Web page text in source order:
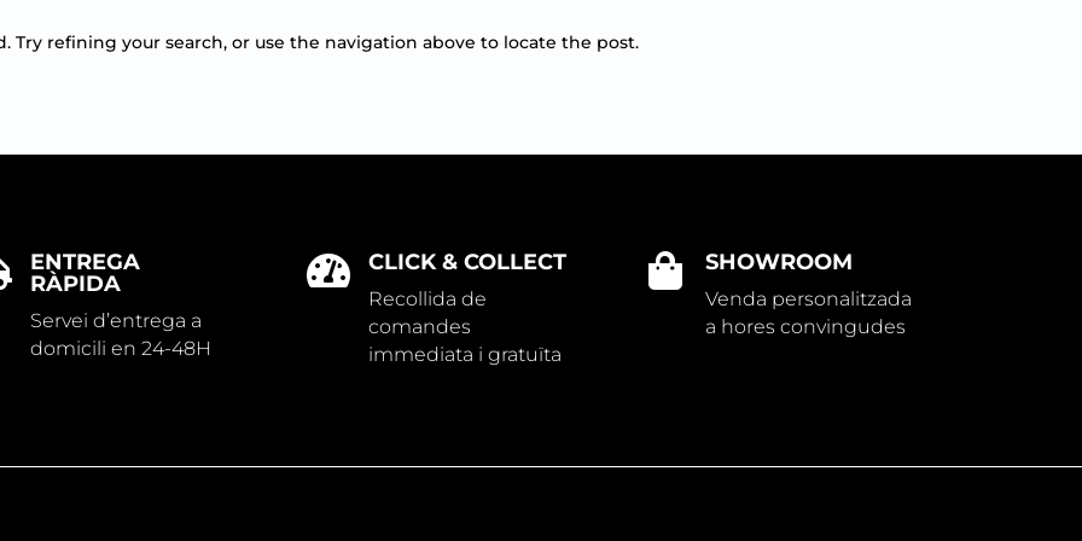
Try refining your search, or use the navigation above to locate the post.
ENTREGA
RÀPIDA
Servei d’entrega a
domicili en 24-48H
 CLICK & COLLECT
Recollida de
comandes
immediata i gratuïta
 SHOWROOM
Venda personalitzada
a hores convingudes